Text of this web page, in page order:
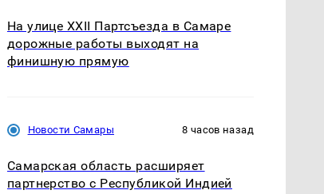
Не ешьте эту
В ОАЭ произошло
На улице XXII Партсъезда в Самаре
дорожные работы выходят на
финишную прямую
Новости Самары 8 часов назад
Самарская область расширяет
партнерство с Республикой Индией